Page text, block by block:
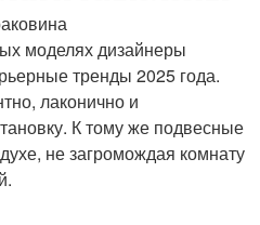
моделях дизайнеры
тренды 2025 года.
лаконично и
К тому же подвесные
не загромождая комнату